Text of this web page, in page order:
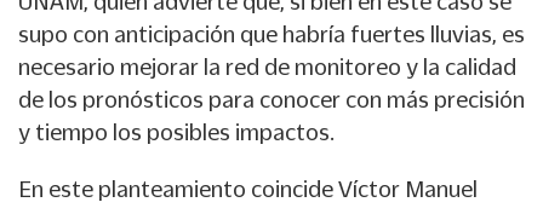
supo con anticipación que habría fuertes lluvias, es
necesario mejorar la red de monitoreo y la calidad
de los pronósticos para conocer con más precisión
y tiempo los posibles impactos.
En este planteamiento coincide Víctor Manuel